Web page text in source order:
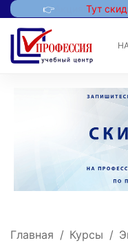
👉 Тут
Главная Курсы